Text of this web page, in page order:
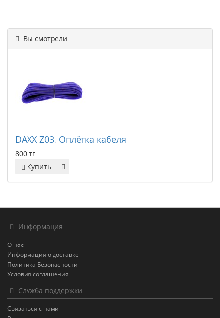
Вы смотрели
DAXX Z03. Оплётка кабеля
800 тг
Купить
Информация
О нас
Информация о доставке
Политика Безопасности
Условия соглашения
Служба поддержки
Связаться с нами